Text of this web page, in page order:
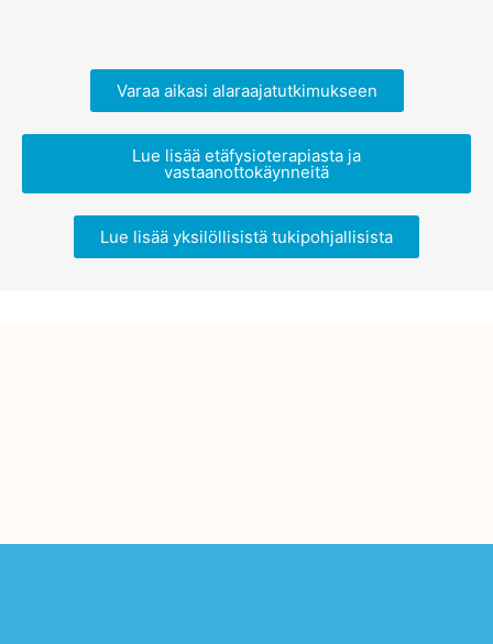
Varaa aikasi alaraajatutkimukseen
Lue lisää etäfysioterapiasta ja
vastaanottokäynneitä
Lue lisää yksilöllisistä tukipohjallisista